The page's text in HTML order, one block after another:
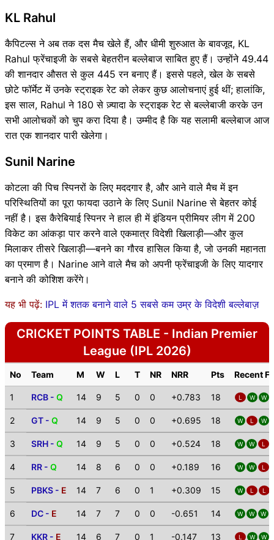
KL Rahul
कैपिटल्स ने अब तक दस मैच खेले हैं, और धीमी शुरुआत के बावजूद, KL
Rahul फ्रेंचाइजी के सबसे बेहतरीन बल्लेबाज साबित हुए हैं। उन्होंने 49.44
की शानदार औसत से कुल 445 रन बनाए हैं। इससे पहले, खेल के सबसे
छोटे फॉर्मेट में उनके स्ट्राइक रेट को लेकर कुछ आलोचनाएं हुई थीं; हालांकि,
इस साल, Rahul ने 180 से ज़्यादा के स्ट्राइक रेट से बल्लेबाजी करके उन
सभी आलोचकों को चुप करा दिया है। उम्मीद है कि यह सलामी बल्लेबाज आज
रात एक शानदार पारी खेलेगा।
Sunil Narine
कोटला की पिच स्पिनरों के लिए मददगार है, और आने वाले मैच में इन
परिस्थितियों का पूरा फायदा उठाने के लिए Sunil Narine से बेहतर कोई
नहीं है। इस कैरेबियाई स्पिनर ने हाल ही में इंडियन प्रीमियर लीग में 200
विकेट का आंकड़ा पार करने वाले एकमात्र विदेशी खिलाड़ी—और कुल
मिलाकर तीसरे खिलाड़ी—बनने का गौरव हासिल किया है, जो उनकी महानता
का प्रमाण है। Narine आने वाले मैच को अपनी फ्रेंचाइजी के लिए यादगार
बनाने की कोशिश करेंगे।
यह भी पढ़ें: IPL में शतक बनाने वाले 5 सबसे कम उम्र के विदेशी बल्लेबाज़
CRICKET POINTS TABLE - Indian Premier
League (IPL 2026)
No Team M W L T NR NRR Pts Recent
1 RCB - Q 14 9 5 0 0 +0.783 18 L W W
2 GT - Q 14 9 5 0 0 +0.695 18 W L W
3 SRH - Q 14 9 5 0 0 +0.524 18 W W L
4 RR - Q 14 8 6 0 0 +0.189 16 W W L
5 PBKS - E 14 7 6 0 1 +0.309 15 W L L
6 DC - E 14 7 7 0 0 -0.651 14 W W W
7 KKR - E 14 6 7 0 1 -0.147 13 L W W